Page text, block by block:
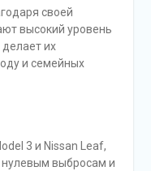
своей
высокий уровень
их
и семейных
3 и Nissan Leaf,
выбросам и